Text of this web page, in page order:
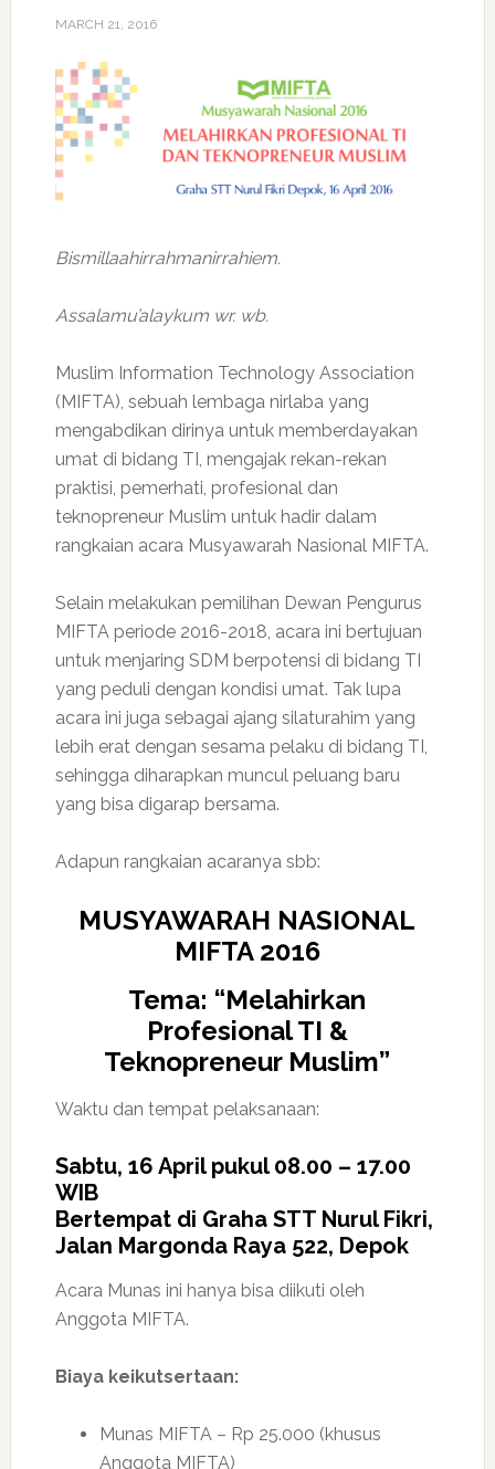
MARCH 21, 2016
Bismillaahirrahmanirrahiem.
Assalamu’alaykum wr. wb.
Muslim Information Technology Association
(MIFTA), sebuah lembaga nirlaba yang
mengabdikan dirinya untuk memberdayakan
umat di bidang TI, mengajak rekan-rekan
praktisi, pemerhati, profesional dan
teknopreneur Muslim untuk hadir dalam
rangkaian acara Musyawarah Nasional MIFTA.
Selain melakukan pemilihan Dewan Pengurus
MIFTA periode 2016-2018, acara ini bertujuan
untuk menjaring SDM berpotensi di bidang TI
yang peduli dengan kondisi umat. Tak lupa
acara ini juga sebagai ajang silaturahim yang
lebih erat dengan sesama pelaku di bidang TI,
sehingga diharapkan muncul peluang baru
yang bisa digarap bersama.
Adapun rangkaian acaranya sbb:
MUSYAWARAH NASIONAL
MIFTA 2016
Tema: “Melahirkan
Profesional TI &
Teknopreneur Muslim”
Waktu dan tempat pelaksanaan:
Sabtu, 16 April pukul 08.00 – 17.00
WIB
Bertempat di Graha STT Nurul Fikri,
Jalan Margonda Raya 522, Depok
Acara Munas ini hanya bisa diikuti oleh
Anggota MIFTA.
Biaya keikutsertaan:
Munas MIFTA – Rp 25.000 (khusus
Anggota MIFTA)